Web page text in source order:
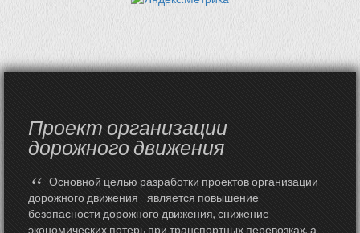
Проект организации
дорожного движения
“ Основной целью разработки проектов организации
дорожного движения - является повышение
безопасности дорожного движения, снижение
экономических потерь при транспортных перевозках, а